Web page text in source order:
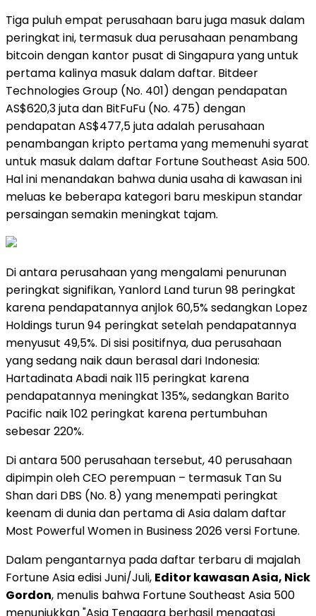
Tiga puluh empat perusahaan baru juga masuk dalam
peringkat ini, termasuk dua perusahaan penambang
bitcoin dengan kantor pusat di Singapura yang untuk
pertama kalinya masuk dalam daftar. Bitdeer
Technologies Group (No. 401) dengan pendapatan
AS$620,3 juta dan BitFuFu (No. 475) dengan
pendapatan AS$477,5 juta adalah perusahaan
penambangan kripto pertama yang memenuhi syarat
untuk masuk dalam daftar Fortune Southeast Asia 500.
Hal ini menandakan bahwa dunia usaha di kawasan ini
meluas ke beberapa kategori baru meskipun standar
persaingan semakin meningkat tajam.
Di antara perusahaan yang mengalami penurunan
peringkat signifikan, Yanlord Land turun 98 peringkat
karena pendapatannya anjlok 60,5% sedangkan Lopez
Holdings turun 94 peringkat setelah pendapatannya
menyusut 49,5%. Di sisi positifnya, dua perusahaan
yang sedang naik daun berasal dari Indonesia:
Hartadinata Abadi naik 115 peringkat karena
pendapatannya meningkat 135%, sedangkan Barito
Pacific naik 102 peringkat karena pertumbuhan
sebesar 220%.
Di antara 500 perusahaan tersebut, 40 perusahaan
dipimpin oleh CEO perempuan – termasuk Tan Su
Shan dari DBS (No. 8) yang menempati peringkat
keenam di dunia dan pertama di Asia dalam daftar
Most Powerful Women in Business 2026 versi Fortune.
Dalam pengantarnya pada daftar terbaru di majalah
Fortune Asia edisi Juni/Juli, Editor kawasan Asia, Nick
Gordon, menulis bahwa Fortune Southeast Asia 500
menunjukkan "Asia Tenggara berhasil mengatasi